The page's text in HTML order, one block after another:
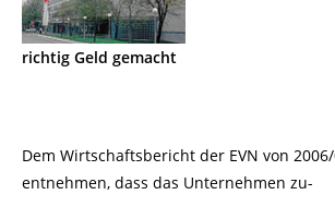
richtig Geld gemacht
Dem Wirtschaftsbericht der EVN von
entnehmen, dass das Unternehmen zu-